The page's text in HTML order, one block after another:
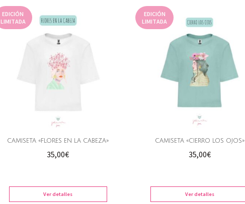
los
últimos
EDICIÓN
LIMITADA
CAMISETA «FLORES EN LA CABEZA»
35,00€
Ver detalles
EDICIÓN
LIMITADA
CAMISETA «CIERRO LOS OJOS»
35,00€
Ver detalles